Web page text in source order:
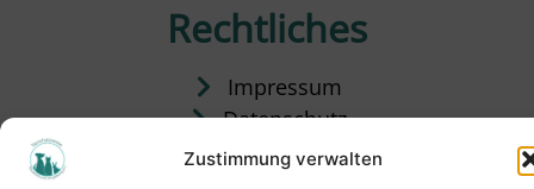
Zustimmung verwalten
Rechtliches
Impressum
Datenschutz
Satzung